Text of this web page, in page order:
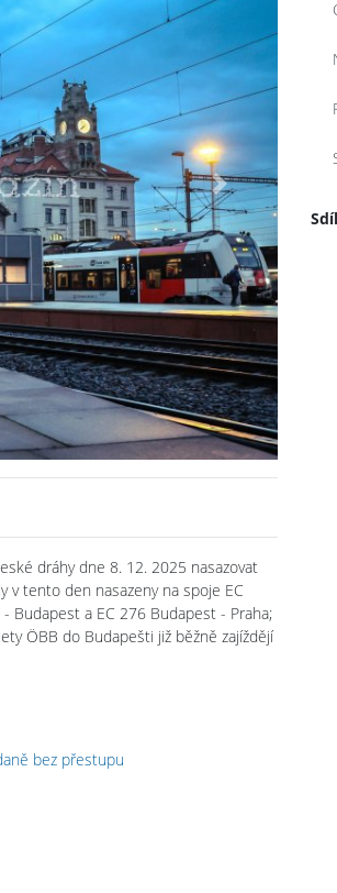
Next
dráhy dne 8. 12. 2025 nasazovat
v tento den nasazeny na spoje EC
Budapest a EC 276 Budapest - Praha;
ÖBB do Budapešti již běžně zajíždějí
bez přestupu